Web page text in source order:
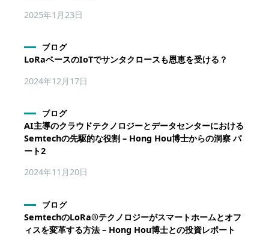
2025年1月23日
ブログ
LoRaベースのIoTでサンタクロースも恩恵を受ける？
2024年12月17日
ブログ
AI主導のクラウドテクノロジーとデータセンターにおける
Semtechの先駆的な役割 – Hong Hou博士からの洞察 パ
ート2
2024年11月20日
ブログ
SemtechのLoRa®テクノロジーがスマートホームとオフ
ィスを変革する方法 – Hong Hou博士との投資レポート